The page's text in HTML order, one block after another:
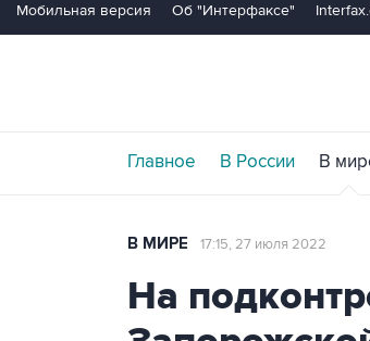
Мобильная версия Об "Интерфаксе"
Главное В России В
В МИРЕ 17:15, 27 июля 2022
На